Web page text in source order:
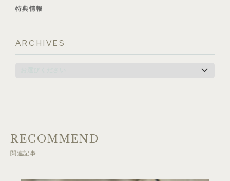
特典情報
ARCHIVES
RECOMMEND
関連記事